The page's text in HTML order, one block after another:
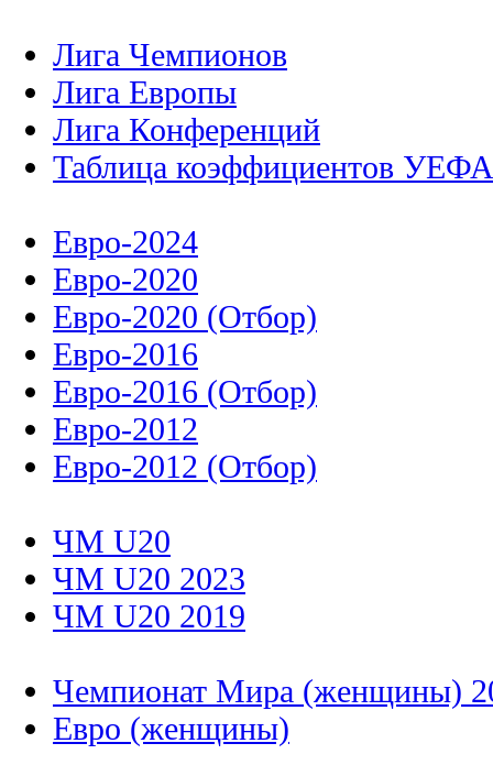
Лига Чемпионов
Лига Европы
Лига Конференций
Таблица коэффициентов УЕФА
Евро-2024
Евро-2020
Евро-2020 (Отбор)
Евро-2016
Евро-2016 (Отбор)
Евро-2012
Евро-2012 (Отбор)
ЧМ U20
ЧМ U20 2023
ЧМ U20 2019
Чемпионат Мира (женщины)
Евро (женщины)